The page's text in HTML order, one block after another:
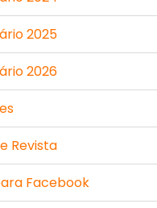
2025
2026
Revista
Facebook